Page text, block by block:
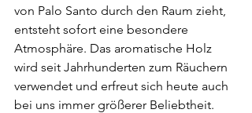
von Palo Santo durch den Raum zieht,
entsteht sofort eine besondere
Atmosphäre. Das aromatische Holz
wird seit Jahrhunderten zum Räuchern
verwendet und erfreut sich heute auch
bei uns immer größerer Beliebtheit.